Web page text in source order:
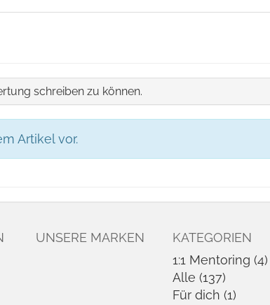
schreiben zu können.
Artikel vor.
UNSERE MARKEN
KATEGORIEN
1:1 Mentoring (4)
Alle (137)
Für dich (1)